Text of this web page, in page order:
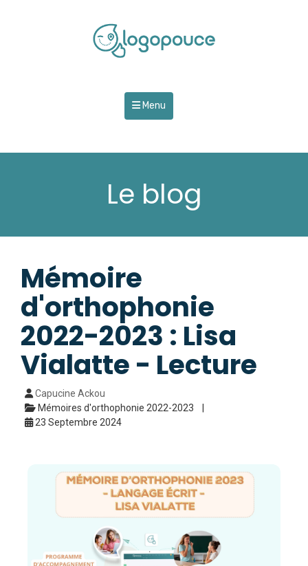
Menu
Le blog
Mémoire
d'orthophonie
2022-2023 : Lisa
Vialatte - Lecture
Capucine Ackou
Mémoires d'orthophonie 2022-2023
23 Septembre 2024